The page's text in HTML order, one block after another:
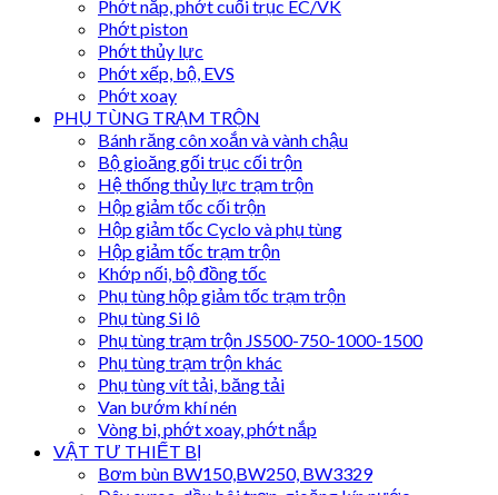
Phớt nắp, phớt cuối trục EC/VK
Phớt piston
Phớt thủy lực
Phớt xếp, bộ, EVS
Phớt xoay
PHỤ TÙNG TRẠM TRỘN
Bánh răng côn xoắn và vành chậu
Bộ gioăng gối trục cối trộn
Hệ thống thủy lực trạm trộn
Hộp giảm tốc cối trộn
Hộp giảm tốc Cyclo và phụ tùng
Hộp giảm tốc trạm trộn
Khớp nối, bộ đồng tốc
Phụ tùng hộp giảm tốc trạm trộn
Phụ tùng Si lô
Phụ tùng trạm trộn JS500-750-1000-1500
Phụ tùng trạm trộn khác
Phụ tùng vít tải, băng tải
Van bướm khí nén
Vòng bi, phớt xoay, phớt nắp
VẬT TƯ THIẾT BỊ
Bơm bùn BW150,BW250, BW3329